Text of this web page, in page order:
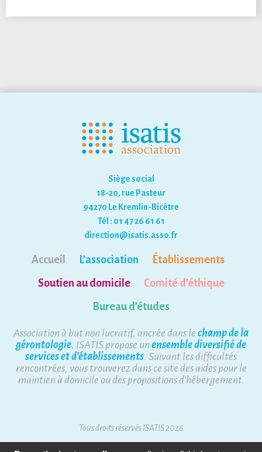
Siège social
18-20, rue Pasteur
94270 Le Kremlin-Bicêtre
Tél : 01 47 26 61 61
direction@isatis.asso.fr
Accueil L’association
Établissements
Soutien au domicile
Comité d’éthique
Bureau d’études
Association à but non lucratif, ancrée dans le champ de la
gérontologie, ISATIS propose un ensemble diversifié de
services et d’établissements. Suivant les difficultés
rencontrées, vous trouverez dans ce site des aides pour le
maintien à domicile ou des propositions d’hébergement.
Tous droits réservés ISATIS 2026